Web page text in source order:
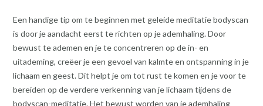
Een handige tip om te beginnen met geleide meditatie bodyscan
is door je aandacht eerst te richten op je ademhaling. Door
bewust te ademen en je te concentreren op de in- en
uitademing, creëer je een gevoel van kalmte en ontspanning in je
lichaam en geest. Dit helpt je om tot rust te komen en je voor te
bereiden op de verdere verkenning van je lichaam tijdens de
bodyscan-meditatie. Het bewust worden van je ademhaling